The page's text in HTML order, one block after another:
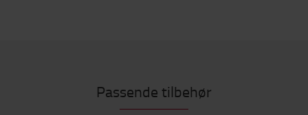
Passende tilbehør